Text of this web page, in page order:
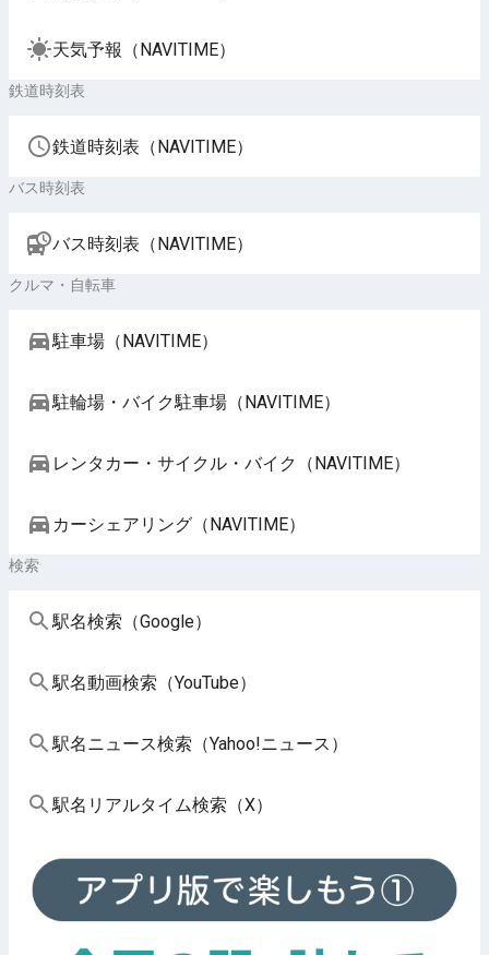
天気予報（NAVITIME）
鉄道時刻表
鉄道時刻表（NAVITIME）
バス時刻表
バス時刻表（NAVITIME）
クルマ・自転車
駐車場（NAVITIME）
駐輪場・バイク駐車場（NAVITIME）
レンタカー・サイクル・バイク（NAVITIME）
カーシェアリング（NAVITIME）
検索
駅名検索（Google）
駅名動画検索（YouTube）
駅名ニュース検索（Yahoo!ニュース）
駅名リアルタイム検索（X）